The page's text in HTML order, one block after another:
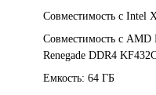
Совместимость с Intel
Совместимость с
Renegade DDR4
Емкость: 64 ГБ